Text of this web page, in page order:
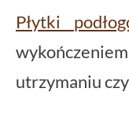
Płytki
utrzymaniu